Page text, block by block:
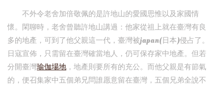
不外令老舍加倍敬佩的是許地山的愛國思惟以及家國情
懷。閑聊時，老舍曾聽許地山講過：他家從祖上就在臺灣有良
多的地產，可到了他父親這一代，臺灣被japan(日本)侵占了。
日寇宣佈，只需留在臺灣確當地人，仍可保存家中地產。但若
分開臺灣瑜伽場地 ，地產則要所有的充公。而他父親是有節氣
的，便召集家中五個弟兄問誰愿意留在臺灣，五個兄弟全說不